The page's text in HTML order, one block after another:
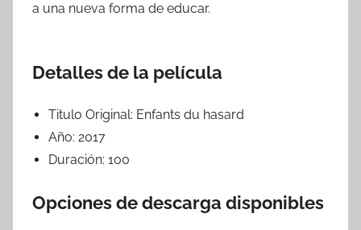
a una nueva forma de educar.
Detalles de la película
Titulo Original: Enfants du hasard
Año: 2017
Duración: 100
Opciones de descarga disponibles